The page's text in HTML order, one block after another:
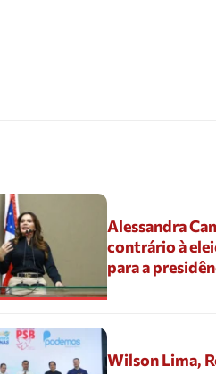
Alessandra
contrário à
para a
Wilson Lima,